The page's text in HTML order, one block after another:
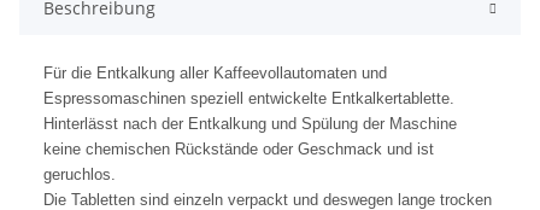
Beschreibung
Für die Entkalkung aller Kaffeevollautomaten und
Espressomaschinen speziell entwickelte Entkalkertablette.
Hinterlässt nach der Entkalkung und Spülung der Maschine
keine chemischen Rückstände oder Geschmack und ist
geruchlos.
Die Tabletten sind einzeln verpackt und deswegen lange trocken